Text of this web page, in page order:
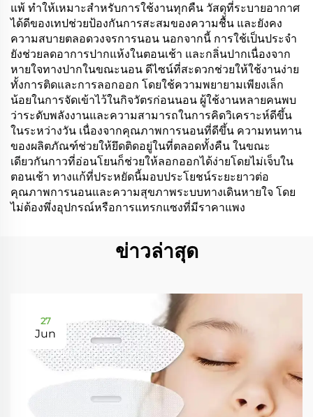
แพ้ ทำให้เหมาะสำหรับการใช้งานทุกคืน วัสดุที่ระบายอากาศ
ได้ดีของเทปช่วยป้องกันการสะสมของความชื้น และยังคง
ความสบายตลอดวงจรการนอน นอกจากนี้ การใช้เป็นประจำ
ยังช่วยลดอาการปากแห้งในตอนเช้า และกลิ่นปากเนื่องจาก
หายใจทางปากในขณะนอน ดีไซน์ที่สะดวกช่วยให้ใช้งานง่าย
ทั้งการติดและการลอกออก โดยใช้ความพยายามเพียงเล็ก
น้อยในการจัดเข้าไว้ในกิจวัตรก่อนนอน ผู้ใช้งานหลายคนพบ
ว่าระดับพลังงานและความสามารถในการคิดวิเคราะห์ดีขึ้น
ในระหว่างวัน เนื่องจากคุณภาพการนอนที่ดีขึ้น ความทนทาน
ของผลิตภัณฑ์ช่วยให้ยึดติดอยู่ในที่ตลอดทั้งคืน ในขณะ
เดียวกันกาวที่อ่อนโยนก็ช่วยให้ลอกออกได้ง่ายโดยไม่เจ็บใน
ตอนเช้า ทางแก้ที่ประหยัดนี้มอบประโยชน์ระยะยาวต่อ
คุณภาพการนอนและความสุขภาพระบบทางเดินหายใจ โดย
ไม่ต้องพึ่งอุปกรณ์หรือการแทรกแซงที่มีราคาแพง
ข่าวล่าสุด
27
Jun